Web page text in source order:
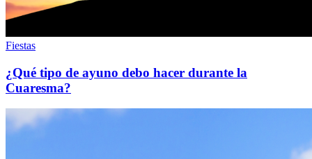
Fiestas
¿Qué tipo de ayuno debo hacer durante la
Cuaresma?